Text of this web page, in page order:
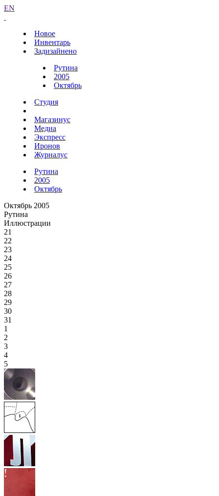
EN
Новое
Инвентарь
Задизайнено
Рутина
2005
Октябрь
Студия
Магазинус
Медиа
Экспресс
Иронов
Журналус
Рутина
2005
Октябрь
Октябрь 2005
Рутина
Иллюстрации
21
22
23
24
25
26
27
28
29
30
31
1
2
3
4
5